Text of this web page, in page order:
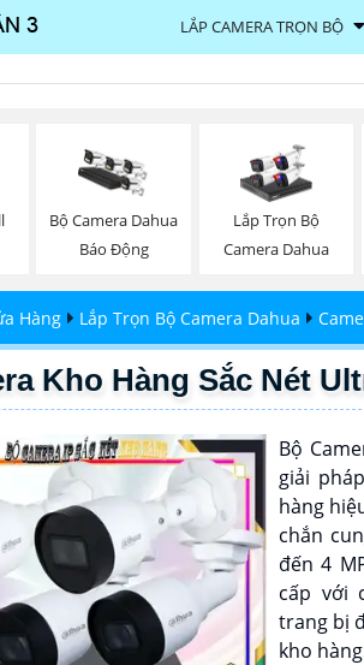
LẮP CAMERA TRỌN BỘ
Bộ Camera Dahua
Báo Động
Lắp Trọn Bộ
Camera Dahua
Hàng Lắp Trọn Bộ Camera Dahua
Kho Hàng Sắc Nét
Bộ
giải
hàng
chắn
đến 4
cấp với
trang bị
kho